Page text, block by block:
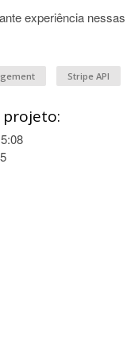
experiência
Stripe API
projeto: